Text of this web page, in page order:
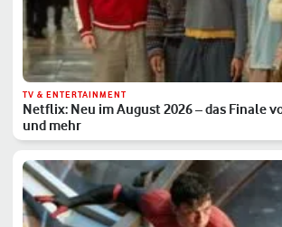
TV & ENTERTAINMENT
Netflix: Neu im August 2026 – das Finale
und mehr